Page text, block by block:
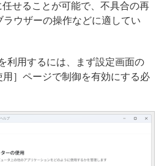
せることが可能で、不具合の再
ウザーの操作などに適してい
利用するには、まず設定画面の
用］ページで制御を有効にする必